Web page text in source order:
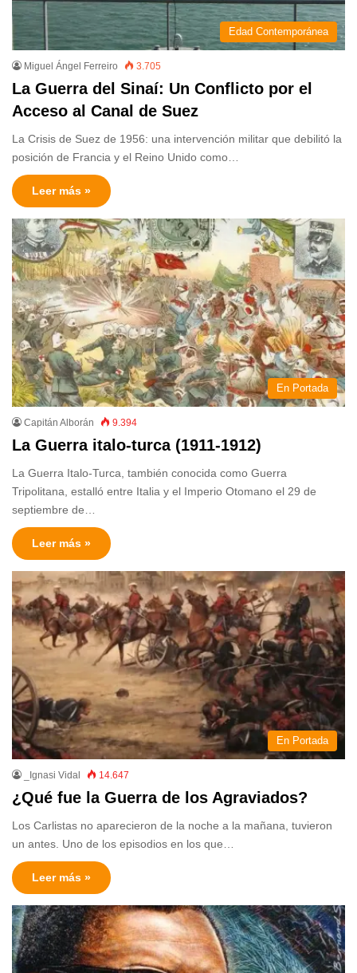
Edad Contemporánea
Miguel Ángel Ferreiro 3.705
La Guerra del Sinaí: Un Conflicto por el
Acceso al Canal de Suez
La Crisis de Suez de 1956: una intervención militar que debilitó la
posición de Francia y el Reino Unido como…
Leer más »
En Portada
Capitán Alborán 9.394
La Guerra italo-turca (1911-1912)
La Guerra Italo-Turca, también conocida como Guerra
Tripolitana, estalló entre Italia y el Imperio Otomano el 29 de
septiembre de…
Leer más »
En Portada
_Ignasi Vidal 14.647
¿Qué fue la Guerra de los Agraviados?
Los Carlistas no aparecieron de la noche a la mañana, tuvieron
un antes. Uno de los episodios en los que…
Leer más »